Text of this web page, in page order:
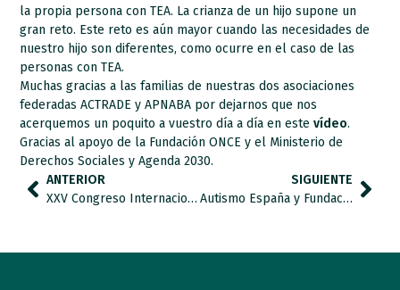
la propia persona con TEA. La crianza de un hijo supone un
gran reto. Este reto es aún mayor cuando las necesidades de
nuestro hijo son diferentes, como ocurre en el caso de las
personas con TEA.
Muchas gracias a las familias de nuestras dos asociaciones
federadasACTRADE yAPNABA por dejarnos que nos
acerquemos un poquito a vuestro día a día en estevídeo.
Gracias al apoyo de la Fundación ONCE y el Ministerio de
Derechos Sociales y Agenda 2030.
ANTERIOR
XXV Congreso Internacional de actualización en Trastornos del Neurodesarrollo
SIGUIENTE
Autismo España y Fundación Gmp organizan una formación integral para la comunidad educativa.